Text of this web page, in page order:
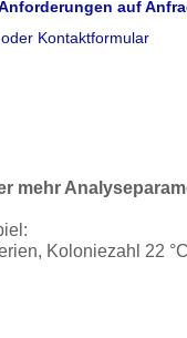
auf
Kontaktformular
mehr
Koloniezahl 22